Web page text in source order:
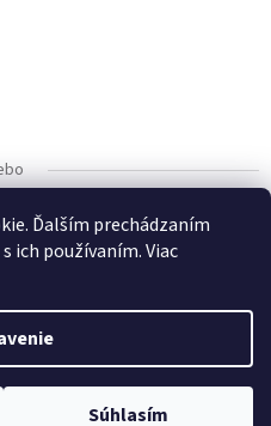
Ďalším prechádzaním
ich používaním. Viac
Súhlasím
platnosť od 1. januára
SK54 7500 0000 0040
sa cez Google
práva vyhradené.Upraviť